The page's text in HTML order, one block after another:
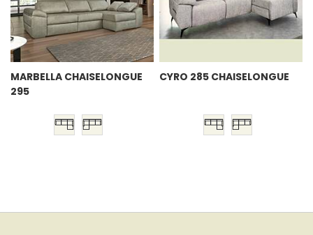
MARBELLA CHAISELONGUE
295
CYRO 285 CHAISELONGUE